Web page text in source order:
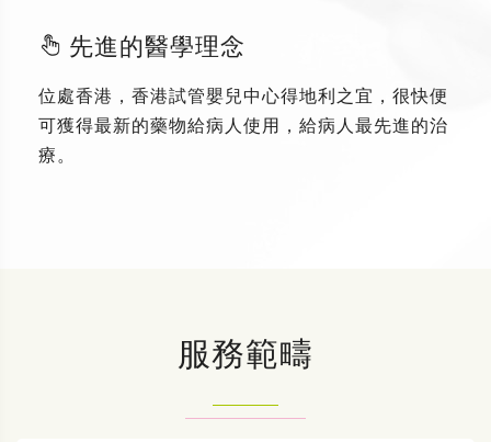
先進的醫學理念
位處香港，香港試管嬰兒中心得地利之宜，很快便
可獲得最新的藥物給病人使用，給病人最先進的治
療。
服務範疇